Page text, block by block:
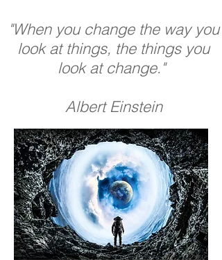
"When you change the way you
look at things, the things you
look at change."
Albert Einstein